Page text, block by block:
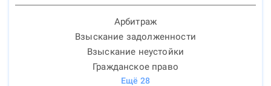
Арбитраж
Взыскание задолженности
Взыскание неустойки
Гражданское право
Ещё 28